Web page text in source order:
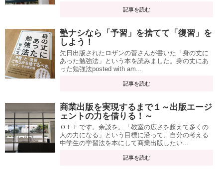
記事を読む
塾ナシなら「予習」を捨てて「復習」を
しよう！
先日出版されたロザンの菅さんが書いた「身の丈に
あった勉強法」という本を読みました。身の丈にあ
った勉強法posted with am...
記事を読む
商業出版を実現するまで１～出版エージ
ェントの力を借りる！～
ＯＦＦです。余談を。「教室の広さを超えて多くの
人の力になる」という目標に沿って、自分の考える
中学生の学習法を本にして商業出版したい...
記事を読む